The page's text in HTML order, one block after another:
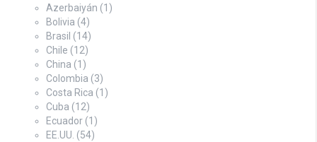
Azerbaiyán (1)
Bolivia (4)
Brasil (14)
Chile (12)
China (1)
Colombia (3)
Costa Rica (1)
Cuba (12)
Ecuador (1)
EE.UU. (54)